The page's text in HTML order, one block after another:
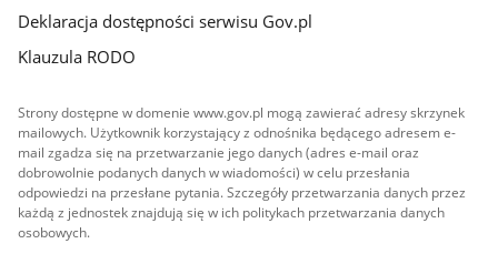
Deklaracja dostępności serwisu Gov.pl
Klauzula RODO
Strony dostępne w domenie www.gov.pl mogą zawierać adresy skrzynek
mailowych. Użytkownik korzystający z odnośnika będącego adresem e-
mail zgadza się na przetwarzanie jego danych (adres e-mail oraz
dobrowolnie podanych danych w wiadomości) w celu przesłania
odpowiedzi na przesłane pytania. Szczegóły przetwarzania danych przez
każdą z jednostek znajdują się w ich politykach przetwarzania danych
osobowych.